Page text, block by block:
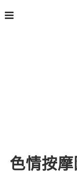
色情按